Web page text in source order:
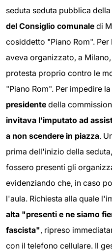
seduta seduta pubblica della
del Consiglio comunale di
cosiddetto "Piano Rom".
aveva organizzato, a
protesta proprio contro le
"Piano Rom". Per impedire
presidente della
invitava l'imputato ad
a non scendere in piazza.
prima dell'inizio della
fossero presenti gli
evidenziando che, in caso
l'aula. Richiesta alla quale
alta "presenti e ne siamo
fascista", ripreso
con il telefono cellulare. Il